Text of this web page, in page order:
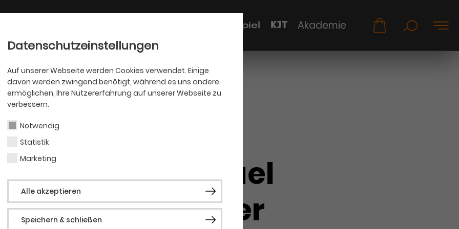
Datenschutzeinstellungen
Auf unserer Webseite werden Cookies verwendet. Einige
davon werden zwingend benötigt, während es uns andere
ermöglichen, Ihre Nutzererfahrung auf unserer Webseite zu
verbessern.
Notwendig
Statistik
Marketing
Alle akzeptieren
Speichern & schließen
Schauspiel KJT Akademie
Michael
Kessler